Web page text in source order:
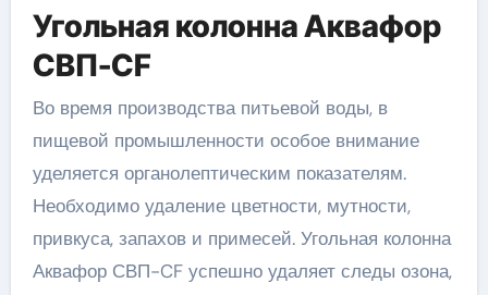
Угольная колонна Аквафор
СВП-CF
Во время производства питьевой воды, в
пищевой промышленности особое внимание
уделяется органолептическим показателям.
Необходимо удаление цветности, мутности,
привкуса, запахов и примесей. Угольная колонна
Аквафор СВП-CF успешно удаляет следы озона,